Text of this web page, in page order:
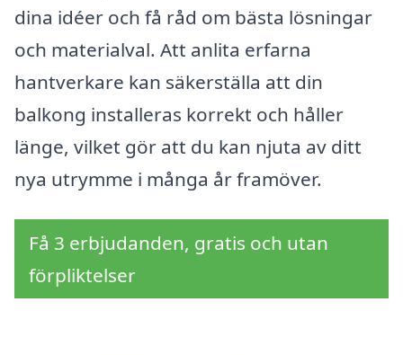
dina idéer och få råd om bästa lösningar
och materialval. Att anlita erfarna
hantverkare kan säkerställa att din
balkong installeras korrekt och håller
länge, vilket gör att du kan njuta av ditt
nya utrymme i många år framöver.
Få 3 erbjudanden, gratis och utan
förpliktelser